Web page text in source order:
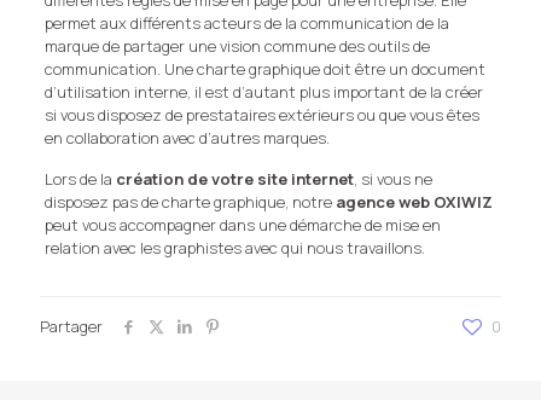
permet aux différents acteurs de la communication de la
marque de partager une vision commune des outils de
communication. Une charte graphique doit être un document
d’utilisation interne, il est d’autant plus important de la créer
si vous disposez de prestataires extérieurs ou que vous êtes
en collaboration avec d’autres marques.
Lors de la création de votre site internet, si vous ne
disposez pas de charte graphique, notre agence web OXIWIZ
peut vous accompagner dans une démarche de mise en
relation avec les graphistes avec qui nous travaillons.
Partager 0